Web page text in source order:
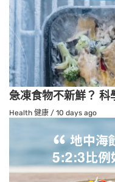
急凍食物不新鮮？ 科
Health 健康 / 10 days ago